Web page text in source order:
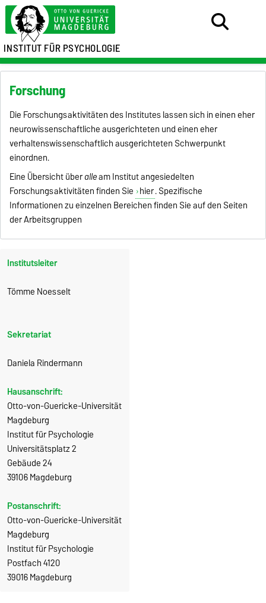
INSTITUT FÜR PSYCHOLOGIE
Forschung
Die Forschungsaktivitäten des Institutes lassen sich in einen eher
neurowissenschaftliche ausgerichteten und einen eher
verhaltenswissenschaftlich ausgerichteten Schwerpunkt
einordnen.
Eine Übersicht überalleam Institut angesiedelten
Forschungsaktivitäten finden Sie hier. Spezifische
Informationen zu einzelnen Bereichen finden Sie auf den Seiten
der Arbeitsgruppen
Institutsleiter
Tömme Noesselt
Sekretariat
Daniela Rindermann
Hausanschrift:
Otto-von-Guericke-Universität
Magdeburg
Institut für Psychologie
Universitätsplatz 2
Gebäude 24
39106 Magdeburg
Postanschrift:
Otto-von-Guericke-Universität
Magdeburg
Institut für Psychologie
Postfach 4120
39016 Magdeburg